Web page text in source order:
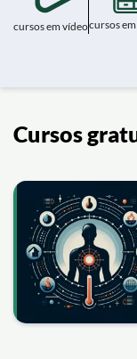
cursos em vídeocursos
Cursos